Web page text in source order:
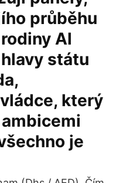
průběhu
Al
státu
který
je